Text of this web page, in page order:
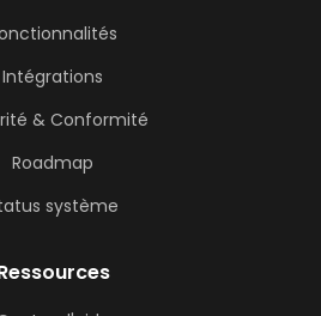
Intégrations
& Conformité
Roadmap
système